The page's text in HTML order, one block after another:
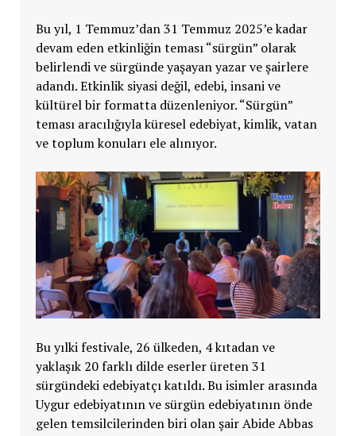
Bu yıl, 1 Temmuz’dan 31 Temmuz 2025’e kadar
devam eden etkinliğin teması “sürgün” olarak
belirlendi ve sürgünde yaşayan yazar ve şairlere
adandı. Etkinlik siyasi değil, edebi, insani ve
kültürel bir formatta düzenleniyor. “Sürgün”
teması aracılığıyla küresel edebiyat, kimlik, vatan
ve toplum konuları ele alınıyor.
Bu yılki festivale, 26 ülkeden, 4 kıtadan ve
yaklaşık 20 farklı dilde eserler üreten 31
sürgündeki edebiyatçı katıldı. Bu isimler arasında
Uygur edebiyatının ve sürgün edebiyatının önde
gelen temsilcilerinden biri olan şair Abide Abbas